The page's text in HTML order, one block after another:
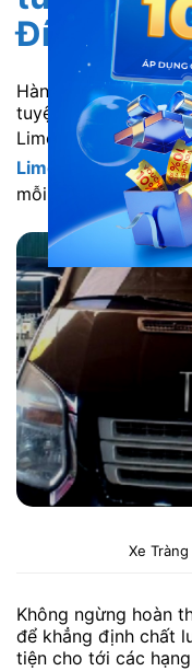
Đính
Hành khách sẽ có
tuyệt vời và thoải
Limousine 9 chỗ
Limousine. Dòng xe
mỗi hành khách một
Xe
Không ngừng hoàn
để khẳng định chất
tiện cho tới các